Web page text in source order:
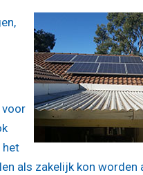
voor
het
als zakelijk kon worden